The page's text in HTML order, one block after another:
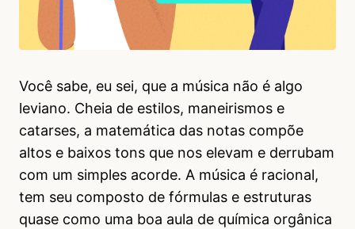
Você sabe, eu sei, que a música não é algo
leviano. Cheia de estilos, maneirismos e
catarses, a matemática das notas compõe
altos e baixos tons que nos elevam e derrubam
com um simples acorde. A música é racional,
tem seu composto de fórmulas e estruturas
quase como uma boa aula de química orgânica